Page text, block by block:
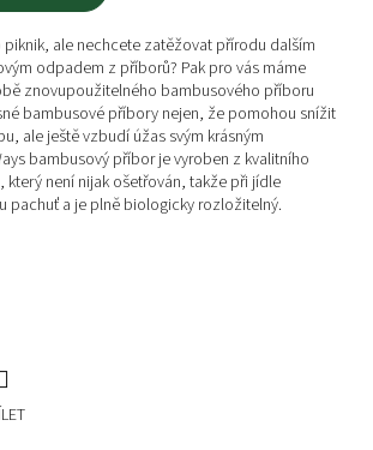
ale nechcete zatěžovat přírodu dalším
odpadem z příborů? Pak pro vás máme
znovupoužitelného bambusového příboru
bambusové příbory nejen, že pomohou snížit
ale ještě vzbudí úžas svým krásným
bambusový příbor je vyroben z kvalitního
není nijak ošetřován, takže při jídle
pachuť a je plně biologicky rozložitelný.